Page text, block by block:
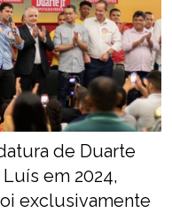
de Duarte
em 2024,
exclusivamente